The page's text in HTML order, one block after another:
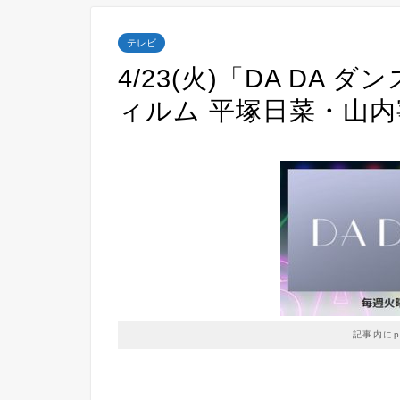
テレビ
4/23(火)「DA DA ダン
ィルム 平塚日菜・山内
記事内に